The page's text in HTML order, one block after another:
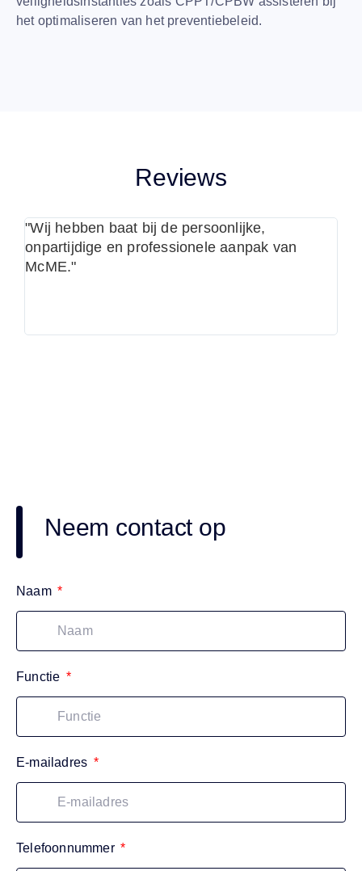
het optimaliseren van het preventiebeleid.
Reviews
"Wij hebben baat bij de persoonlijke,
onpartijdige en professionele aanpak van
McME."
Neem contact op
Naam
Functie
E-mailadres
Telefoonnummer